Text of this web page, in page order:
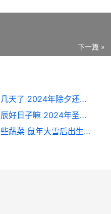
下一篇 »
2024年除夕是数九的第几天了 2024年除夕还是2024年除夕
2024年圣诞节那天是良辰好日子嘛 2024年圣诞节在几月几日
2024年鼠年小雪能种哪些蔬菜 鼠年大雪后出生的宝宝